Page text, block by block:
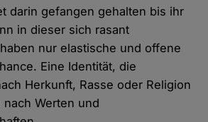
darin gefangen gehalten bis ihr
in dieser sich rasant
nur elastische und offene
Eine Identität, die
Herkunft, Rasse oder Religion
Werten und